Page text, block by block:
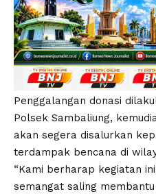
Penggalangan donasi
Polsek Sambaliung,
akan segera disalurkan
terdampak bencana di
“Kami berharap kegiatan
semangat saling